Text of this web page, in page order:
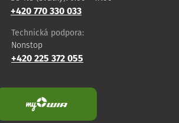
+420 770 330 033
Technická podpora:
Nonstop
+420 225 372 055